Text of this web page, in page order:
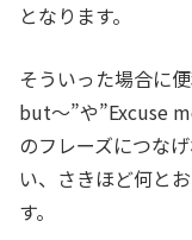
となります。
そういった場合に
but〜”や”Excuse
のフレーズにつな
い、さきほど何と
す。